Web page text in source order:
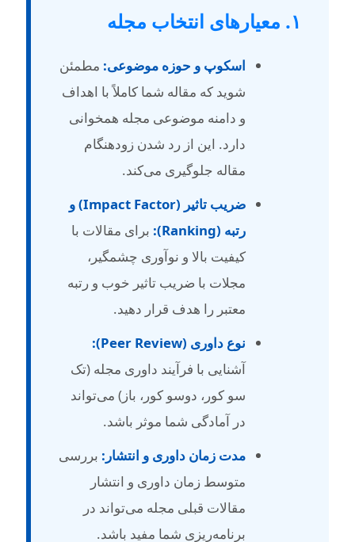
اسکوپ و حوزه موضوعی: مطمئن
شوید که مقاله شما کاملاً با اهداف
و دامنه موضوعی مجله همخوانی
دارد. این از رد شدن زودهنگام
مقاله جلوگیری می‌کند.
ضریب تاثیر (Impact Factor) و
برای مقالات با
کیفیت بالا و نوآوری چشمگیر،
مجلات با ضریب تاثیر خوب و رتبه
معتبر را هدف قرار دهید.
نوع داوری (Peer Review):
آشنایی با فرآیند داوری مجله (تک
سو کور، دوسو کور، باز) می‌تواند
در آمادگی شما موثر باشد.
مدت زمان داوری و انتشار:بررسی
متوسط زمان داوری و انتشار
مقالات قبلی مجله می‌تواند در
برنامه‌ریزی شما مفید باشد.